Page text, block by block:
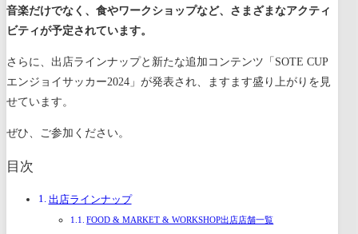
音楽だけでなく、食やワークショップなど、さまざまなアクティ
ビティが予定されています。
さらに、出店ラインナップと新たな追加コンテンツ「SOTE CUP
エンジョイサッカー2024」が発表され、ますます盛り上がりを見
せています。
ぜひ、ご参加ください。
目次
出店ラインナップ
FOOD & MARKET & WORKSHOP出店店舗一覧